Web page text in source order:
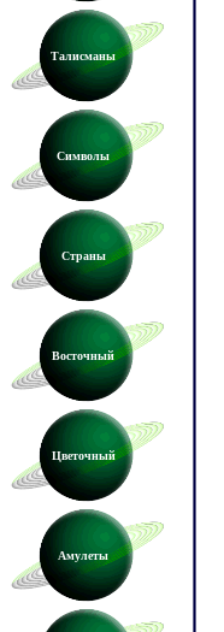
Талисманы
Символы
Страны
Восточный
Цветочный
Амулеты